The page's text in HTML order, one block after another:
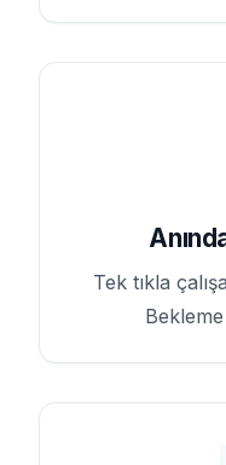
Tek tıkla